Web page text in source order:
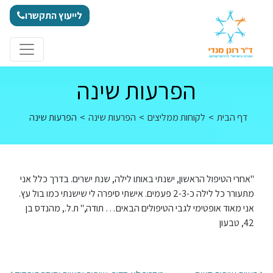
לייעוץ התקשרו
הפרעות שינה
דף הבית > לקוחות ממליצים > הפרעות שינה > הפרעות שינה
"אחרי הטיפול הראשון, ישנתי באותו לילה, שנת ישרים. בדרך כלל אני
מתעורר כל לילה כ-2-3 פעמים. אישתי סיפרה לי שישנתי כמו בול עץ.
אני מאוד אופטימי לגבי הטיפולים הבאים… תודה," ת.ל., מהנדס בן
42, טבעון